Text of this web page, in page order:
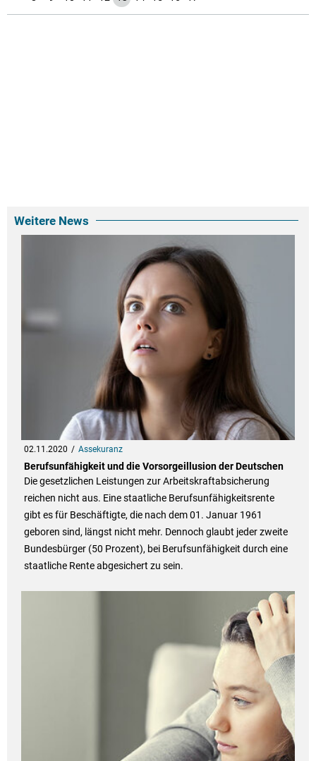
Weitere News
02.11.2020 Assekuranz
Berufsunfähigkeit und die Vorsorgeillusion der Deutschen
Die gesetzlichen Leistungen zur Arbeitskraftabsicherung
reichen nicht aus. Eine staatliche Berufsunfähigkeitsrente
gibt es für Beschäftigte, die nach dem 01. Januar 1961
geboren sind, längst nicht mehr. Dennoch glaubt jeder zweite
Bundesbürger (50 Prozent), bei Berufsunfähigkeit durch eine
staatliche Rente abgesichert zu sein.